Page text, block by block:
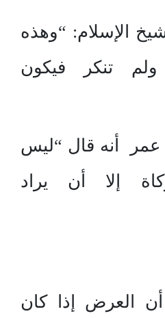
الإسلام: “وهذه
تنكر فيكون
عمر أنه قال “ليس
إلا أن يراد
أن العرض إذا كان